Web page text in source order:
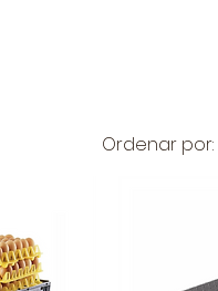
Ordenar por: